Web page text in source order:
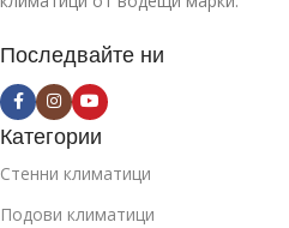
Последвайте ни
Категории
Стенни климатици
Подови климатици